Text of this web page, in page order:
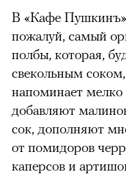
В «Кафе Пушкинъ»
пожалуй, самый
полбы, которая,
свекольным
напоминает
добавляют
сок, дополняют
от помидоров
каперсов и